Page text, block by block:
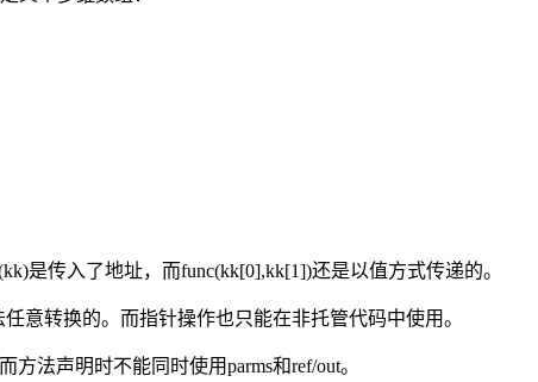
是传入了地址，而func(kk[0],kk[1])还是以值方式传递的。
意转换的。而指针操作也只能在非托管代码中使用。
法声明时不能同时使用parms和ref/out。